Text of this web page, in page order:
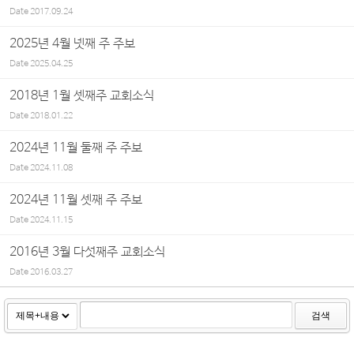
Date2017.09.24
2025년 4월 넷째 주 주보
Date2025.04.25
2018년 1월 셋째주 교회소식
Date2018.01.22
2024년 11월 둘째 주 주보
Date2024.11.08
2024년 11월 셋째 주 주보
Date2024.11.15
2016년 3월 다섯째주 교회소식
Date2016.03.27
검색